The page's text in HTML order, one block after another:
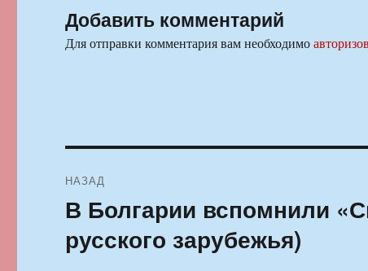
Добавить комментарий
Для отправки комментария вам необходимо
по
записям
НАЗАД
Предыдущая
В Болгарии вспомнили
русского зарубежья)